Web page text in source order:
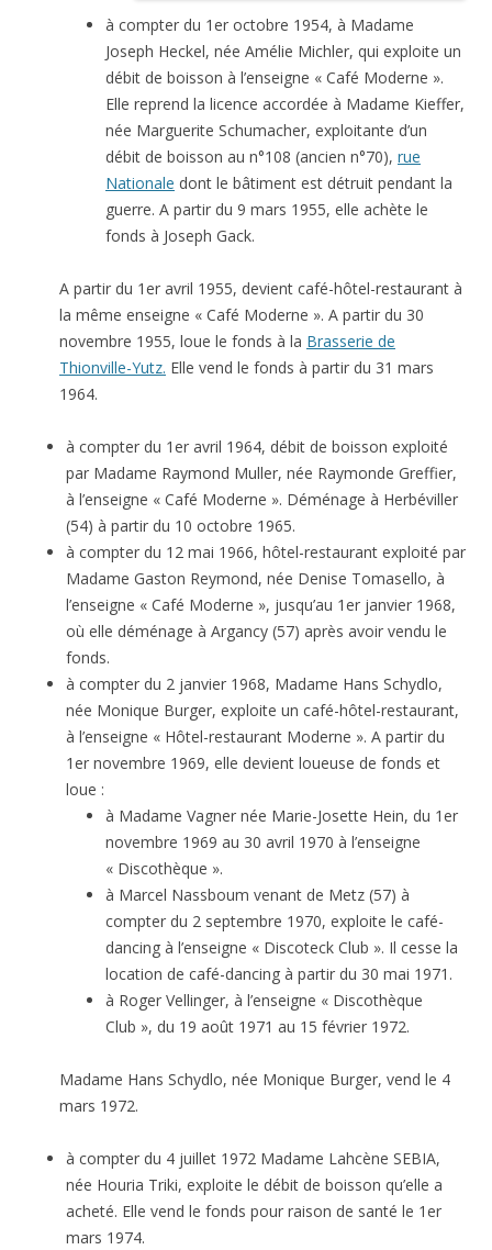
à compter du 1er octobre 1954, à Madame
Joseph Heckel, née Amélie Michler, qui exploite un
débit de boisson à l’enseigne « Café Moderne ».
Elle reprend la licence accordée à Madame Kieffer,
née Marguerite Schumacher, exploitante d’un
débit de boisson au n°108 (ancien n°70), rue
Nationale dont le bâtiment est détruit pendant la
guerre. A partir du 9 mars 1955, elle achète le
fonds à Joseph Gack.
A partir du 1er avril 1955, devient café-hôtel-restaurant à
la même enseigne « Café Moderne ». A partir du 30
novembre 1955, loue le fonds à la Brasserie de
Thionville-Yutz. Elle vend le fonds à partir du 31 mars
1964.
à compter du 1er avril 1964, débit de boisson exploité
par Madame Raymond Muller, née Raymonde Greffier,
à l’enseigne « Café Moderne ». Déménage à Herbéviller
(54) à partir du 10 octobre 1965.
à compter du 12 mai 1966, hôtel-restaurant exploité par
Madame Gaston Reymond, née Denise Tomasello, à
l’enseigne « Café Moderne », jusqu’au 1er janvier 1968,
où elle déménage à Argancy (57) après avoir vendu le
fonds.
à compter du 2 janvier 1968, Madame Hans Schydlo,
née Monique Burger, exploite un café-hôtel-restaurant,
à l’enseigne « Hôtel-restaurant Moderne ». A partir du
1er novembre 1969, elle devient loueuse de fonds et
loue :
à Madame Vagner née Marie-Josette Hein, du 1er
novembre 1969 au 30 avril 1970 à l’enseigne
« Discothèque ».
à Marcel Nassboum venant de Metz (57) à
compter du 2 septembre 1970, exploite le café-
dancing à l’enseigne « Discoteck Club ». Il cesse la
location de café-dancing à partir du 30 mai 1971.
à Roger Vellinger, à l’enseigne « Discothèque
Club », du 19 août 1971 au 15 février 1972.
Madame Hans Schydlo, née Monique Burger, vend le 4
mars 1972.
à compter du 4 juillet 1972 Madame Lahcène SEBIA,
née Houria Triki, exploite le débit de boisson qu’elle a
acheté. Elle vend le fonds pour raison de santé le 1er
mars 1974.